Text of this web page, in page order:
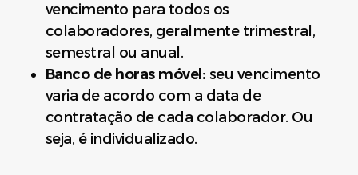
vencimento para todos os
colaboradores, geralmente trimestral,
semestral ou anual.
Banco de horas móvel: seu vencimento
varia de acordo com a data de
contratação de cada colaborador. Ou
seja, é individualizado.